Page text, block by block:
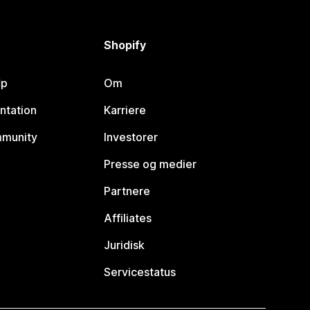
Shopify
Om
Karriere
Investorer
Presse og medier
Partnere
Affiliates
Juridisk
Servicestatus